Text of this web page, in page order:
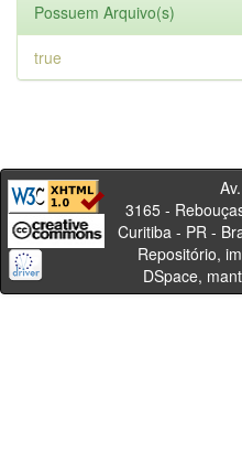
Possuem Arquivo(s)
true
Av. Sete
3165 -
Curitiba -
Repositório,
DSpace,